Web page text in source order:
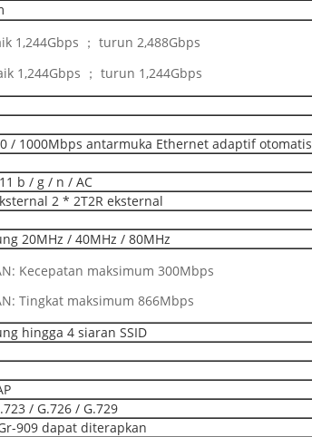
1,244Gbps ； turun 2,488Gbps
1,244Gbps ； turun 1,244Gbps
/ 1000Mbps antarmuka Ethernet adaptif otomatis
b / g / n / AC
2 * 2T2R eksternal
20MHz / 40MHz / 80MHz
Kecepatan maksimum 300Mbps
Tingkat maksimum 866Mbps
hingga 4 siaran SSID
/ G.726 / G.729
909 dapat diterapkan